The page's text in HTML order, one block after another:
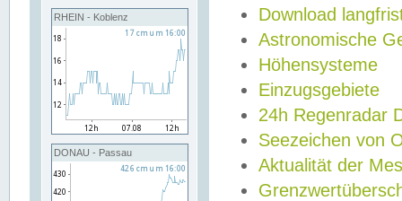
RHEIN - Koblenz
DONAU - Passau
Download
Astronomische
Höhensysteme
Einzugsgebiete
24h Regenradar
Seezeichen von
Aktualität der